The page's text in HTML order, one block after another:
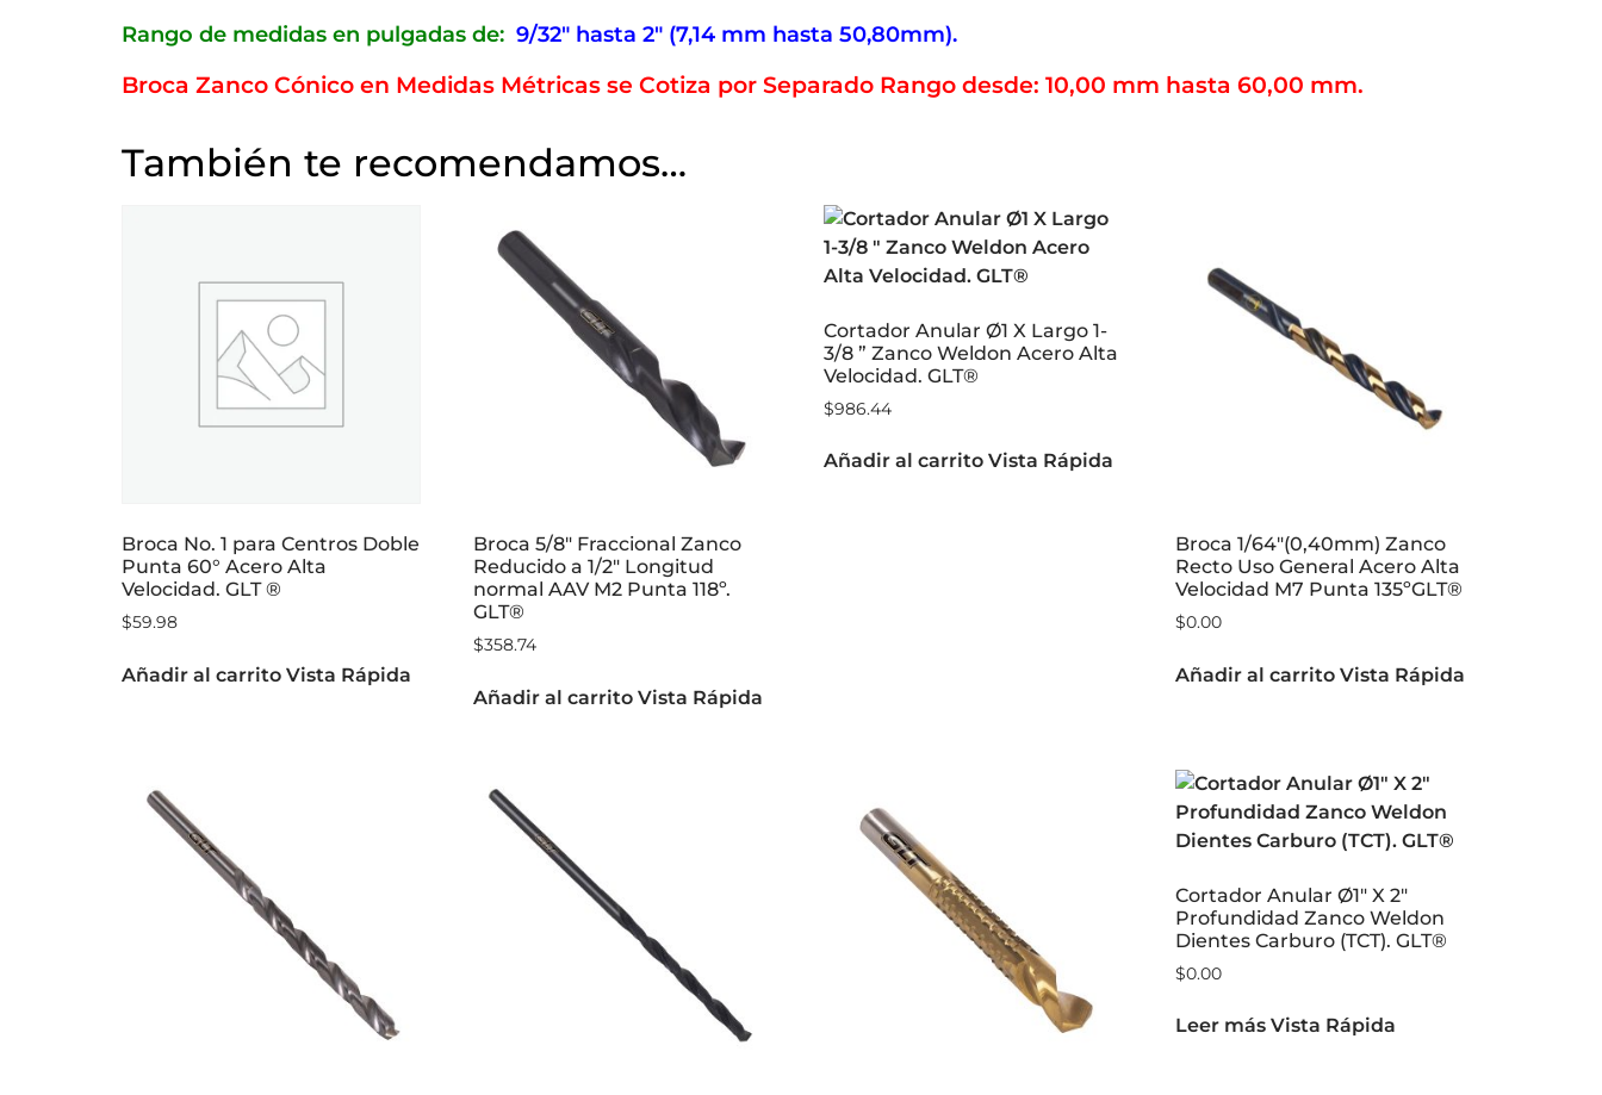
Rango de medidas en pulgadas de: 9/32″ hasta 2″ (7,14 mm hasta 50,80mm).
Broca Zanco Cónico en Medidas Métricas se Cotiza por Separado Rango desde: 10,00 mm hasta 60,00 mm.
También te recomendamos…
Broca No. 1 para Centros Doble
Punta 60° Acero Alta
Velocidad. GLT ®
$59.98
Añadir al carrito Vista Rápida
Broca 5/8″ Fraccional Zanco
Reducido a 1/2″ Longitud
normal AAV M2 Punta 118º.
GLT®
$358.74
Añadir al carrito Vista Rápida
Cortador Anular Ø1 X Largo 1-
3/8 ” Zanco Weldon Acero Alta
Velocidad. GLT®
$986.44
Añadir al carrito Vista Rápida
Broca 1/64″(0,40mm) Zanco
Recto Uso General Acero Alta
Velocidad M7 Punta 135ºGLT®
$0.00
Añadir al carrito Vista Rápida
Cortador Anular Ø1″ X 2″
Profundidad Zanco Weldon
Dientes Carburo (TCT). GLT®
$0.00
Leer más Vista Rápida